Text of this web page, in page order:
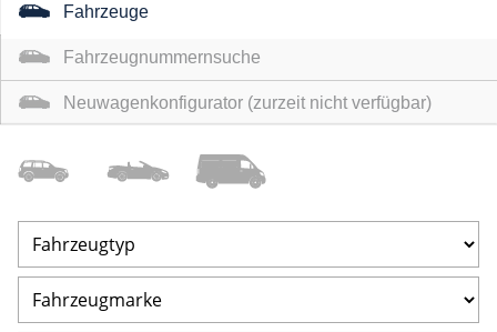
Fahrzeuge
Fahrzeugnummernsuche
Neuwagenkonfigurator (zurzeit nicht verfügbar)
Geländewagen